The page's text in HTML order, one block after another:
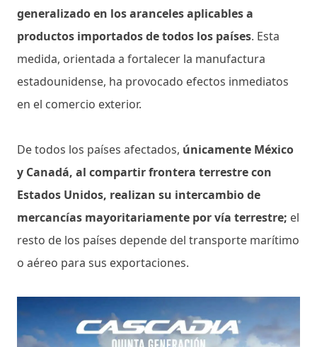
generalizado en los aranceles aplicables a
productos importados de todos los países. Esta
medida, orientada a fortalecer la manufactura
estadounidense, ha provocado efectos inmediatos
en el comercio exterior.
De todos los países afectados, únicamente México
y Canadá, al compartir frontera terrestre con
Estados Unidos, realizan su intercambio de
mercancías mayoritariamente por vía terrestre; el
resto de los países depende del transporte marítimo
o aéreo para sus exportaciones.